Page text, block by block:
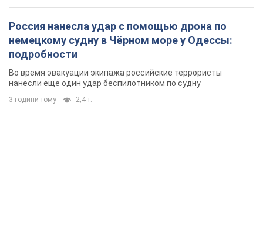
Россия нанесла удар с помощью дрона по
немецкому судну в Чёрном море у Одессы:
подробности
Во время эвакуации экипажа российские террористы
нанесли еще один удар беспилотником по судну
3 години тому 2,4 т.